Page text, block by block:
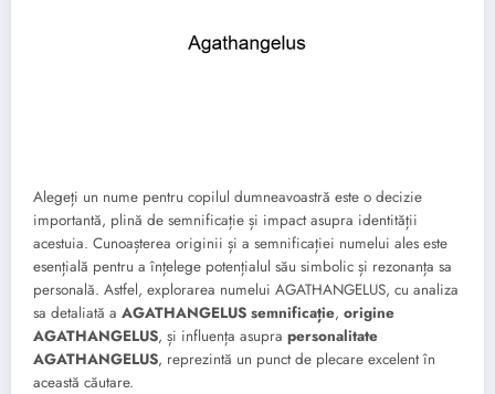
Alegeți un nume pentru copilul dumneavoastră este o decizie
importantă, plină de semnificație și impact asupra identității
acestuia. Cunoașterea originii și a semnificației numelui ales este
esențială pentru a înțelege potențialul său simbolic și rezonanța sa
personală. Astfel, explorarea numelui AGATHANGELUS, cu analiza
sa detaliată a AGATHANGELUS semnificație, origine
AGATHANGELUS, și influența asupra personalitate
AGATHANGELUS, reprezintă un punct de plecare excelent în
această căutare.